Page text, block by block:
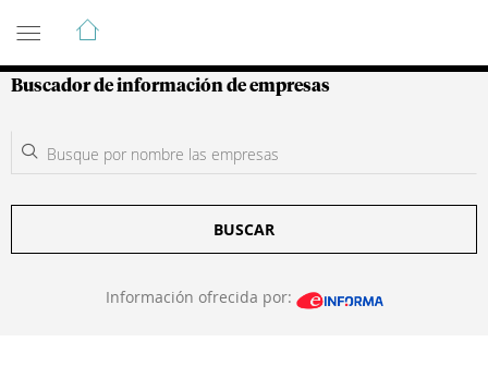
Guía de Empresas Colombianas
Buscador de información de empresas
BUSCAR
Información ofrecida por: